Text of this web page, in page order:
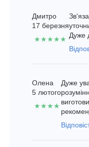
Дмитро
17 березня
★★★★★ Дуже
Олена
5 лютого
★★★★
Дуже